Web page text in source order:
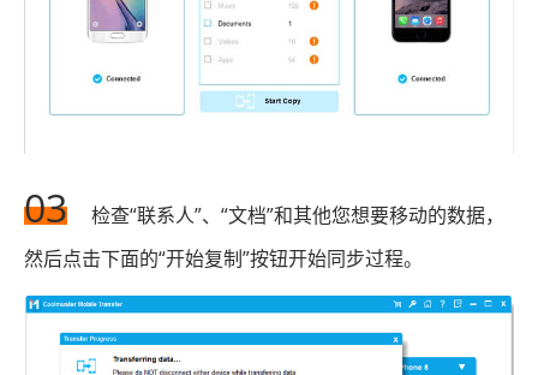
03
检查“联系人”、“文档”和其他您想要移动的数据，
然后点击下面的“开始复制”按钮开始同步过程。